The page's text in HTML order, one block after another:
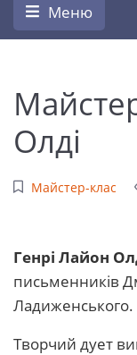
Меню
Олді
Майстер-клас
Генрі Лайон
письменників
Ладиженського.
Творчий дует